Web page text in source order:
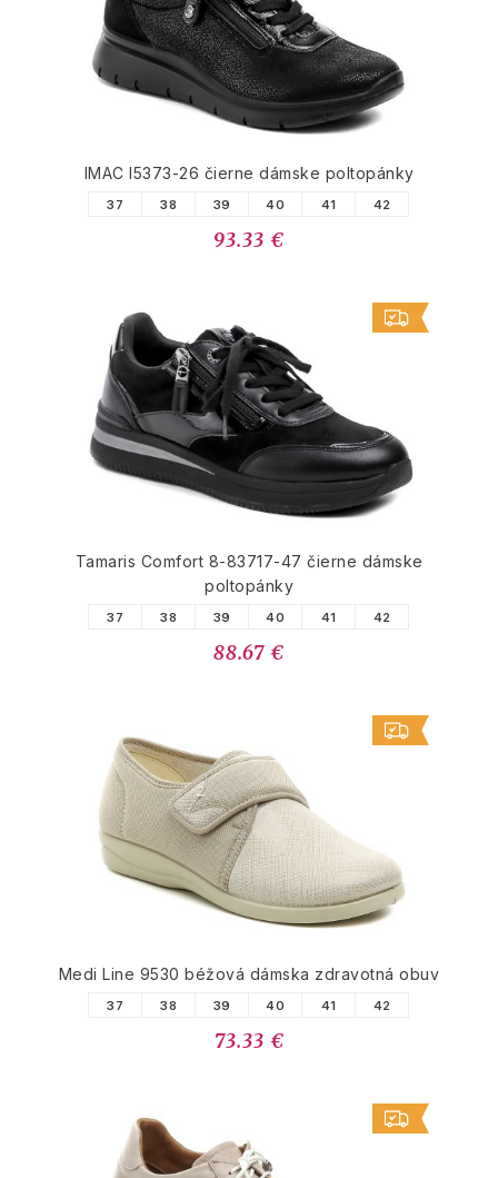
IMAC I5373-26 čierne dámske poltopánky
37 38 39 40 41 42
93.33 €
Tamaris Comfort 8-83717-47 čierne dámske
poltopánky
37 38 39 40 41 42
88.67 €
Medi Line 9530 béžová dámska zdravotná obuv
37 38 39 40 41 42
73.33 €